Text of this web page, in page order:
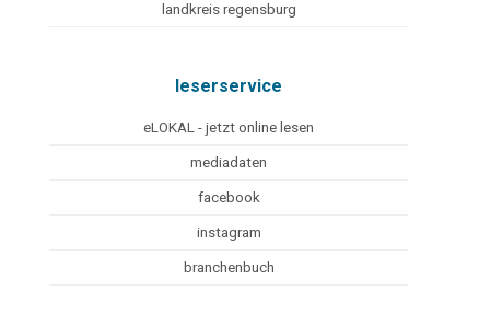
landkreis regensburg
leserservice
eLOKAL - jetzt online lesen
mediadaten
facebook
instagram
branchenbuch